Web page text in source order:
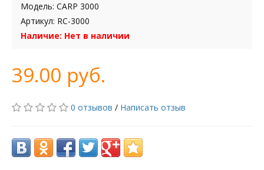
Модель: CARP 3000
Артикул: RC-3000
Наличие: Нет в наличии
39.00 руб.
0 отзывов / Написать отзыв